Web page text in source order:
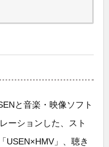
と音楽・映像ソフト
ーションした、スト
USEN×HMV」、聴き